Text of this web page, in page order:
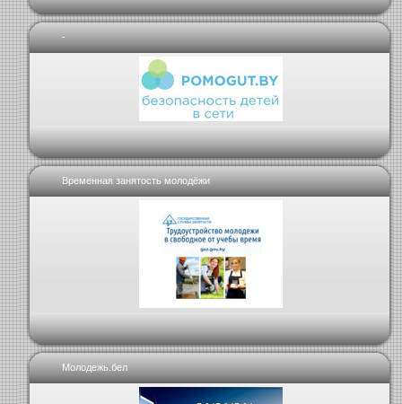
-
Временная занятость молодёжи
Молодежь.бел